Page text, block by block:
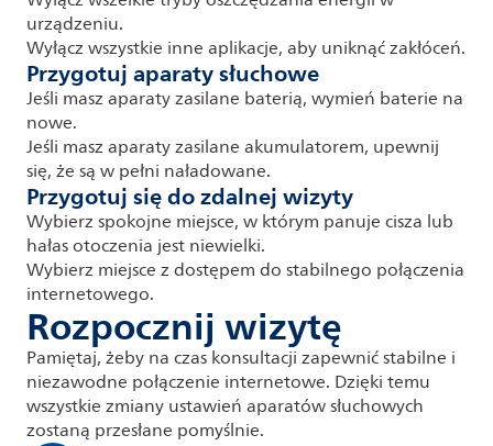
urządzeniu.
Wyłącz wszystkie inne aplikacje, aby uniknąć zakłóceń.
Przygotuj aparaty słuchowe
Jeśli masz aparaty zasilane baterią, wymień baterie na
nowe.
Jeśli masz aparaty zasilane akumulatorem, upewnij
się, że są w pełni naładowane.
Przygotuj się do zdalnej wizyty
Wybierz spokojne miejsce, w którym panuje cisza lub
hałas otoczenia jest niewielki.
Wybierz miejsce z dostępem do stabilnego połączenia
internetowego.
Rozpocznij wizytę
Pamiętaj, żeby na czas konsultacji zapewnić stabilne i
niezawodne połączenie internetowe. Dzięki temu
wszystkie zmiany ustawień aparatów słuchowych
zostaną przesłane pomyślnie.